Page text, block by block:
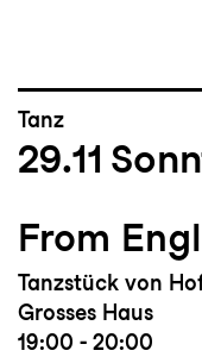
Tanz
29.11
From
Tanzstück von
Grosses Haus
19:00 - 20:00